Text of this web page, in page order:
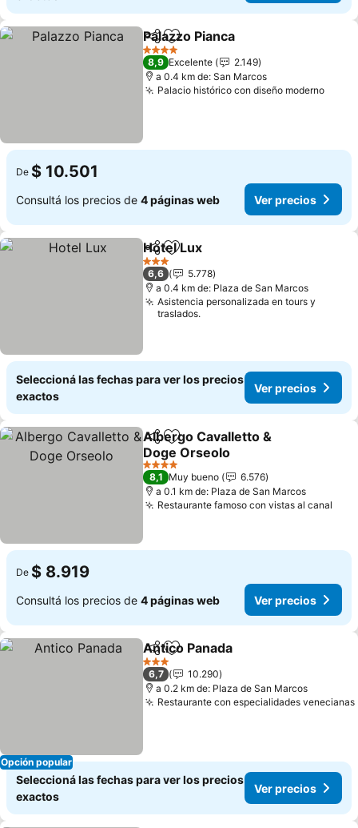
CompartirAñadir a favoritos
Palazzo Pianca
4 Estrellas
8,9 Excelente
2.149
a 0.4 km de: San Marcos
Palacio histórico con diseño modernoVer
De $ 10.501
Consultá los precios de 4 páginas web Ver precios
CompartirAñadir a favoritos
Hotel Lux
3 Estrellas
6,6
5.778
a 0.4 km de: Plaza de San Marcos
Asistencia personalizada en tours y
traslados.
Seleccioná las fechas para ver los precios
exactos
Ver precios
CompartirAñadir a favoritos
Albergo Cavalletto &
Doge Orseolo
Ver precios
4 Estrellas
8,1 Muy bueno
6.576
a 0.1 km de: Plaza de San Marcos
Restaurante famoso con vistas al canal
De $ 8.919
Consultá los precios de 4 páginas web Ver precios
Opción popular
CompartirAñadir a favoritos
Antico Panada
3 Estrellas
6,7
10.290
a 0.2 km de: Plaza de San Marcos
Restaurante con especialidades venecianas
Seleccioná las fechas para ver los precios
exactos
Ver precios